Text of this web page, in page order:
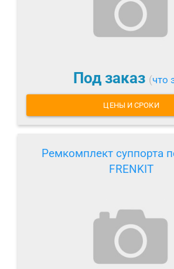
Под заказ (что
ЦЕНЫ И СРОКИ
Ремкомплект суппорта
FRENKIT